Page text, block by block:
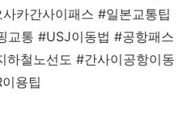
카간사이패스 #일본교통팁
교통 #USJ이동법 #공항패스
철노선도 #간사이공항이동
용팁